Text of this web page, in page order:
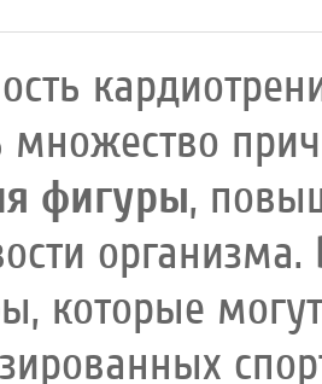
множество
фигуры,
которые